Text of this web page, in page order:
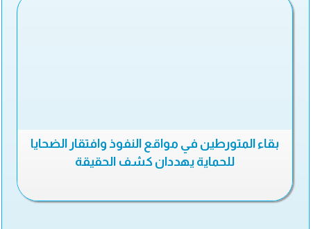
بقاء المتورطين في مواقع النفوذ وافتقار الضحايا
للحماية يهددان كشف الحقيقة